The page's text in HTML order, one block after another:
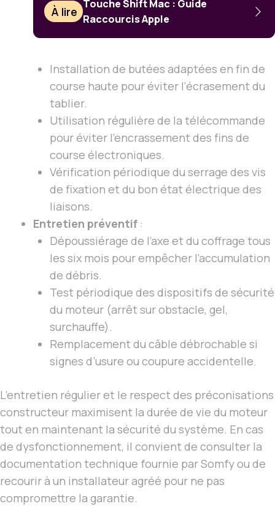
À lire
Touche Shift Mac : Guide
Raccourcis Apple
Installation de butées adaptées en fin de
course haute pour éviter l’écrasement du
tablier.
Utilisation régulière de la télécommande
pour éviter l’encrassement des fins de
course électroniques.
Vérification périodique du serrage des vis
de fixation et du bon état électrique des
liaisons.
Entretien préventif :
Dépoussiérage de l’axe et du coffrage tous
les six mois pour empêcher l’accumulation
de débris.
Test périodique des dispositifs de sécurité
du moteur (arrêt sur obstacle, gel,
surchauffe).
Remplacement du câble débrochable si
signes d’usure ou coupure accidentelle.
L’entretien régulier et le respect des préconisations
constructeur maximisent la durée de vie du moteur
tout en maintenant la sécurité du système. En cas
de dysfonctionnement, il convient de consulter la
documentation technique fournie par Somfy ou de
recourir à un installateur agréé pour ne pas
compromettre la garantie.